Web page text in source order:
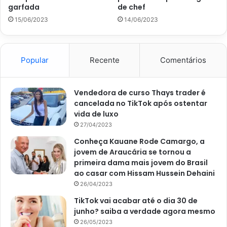
menos 25 minutos, ou até que os bolinhos estejam
dourados.
Retire do forno quando estiverem assados, deixe
esfriar e sirva com um bom café ou chá. Bom apetite!
Como fazer pão de queijo com polvilho azedoe creme de leite –
garfada
15/06/2023
de chef
14/06/2023
Popular Recente Comentários
Vendedora de curso Thays trader é
cancelada no TikTok após ostentar
vida de luxo
27/04/2023
Conheça Kauane Rode Camargo, a
jovem de Araucária se tornou a
primeira dama mais jovem do Brasil
ao casar com Hissam Hussein Dehaini
26/04/2023
TikTok vai acabar até o dia 30 de
junho? saiba a verdade agora mesmo
26/05/2023